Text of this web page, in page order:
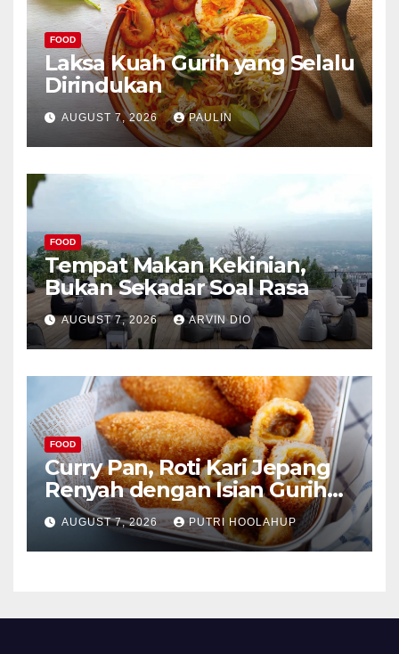
FOOD
Laksa Kuah Gurih yang Selalu
Dirindukan
AUGUST 7, 2026 PAULIN
FOOD
Tempat Makan Kekinian,
Bukan Sekadar Soal Rasa
AUGUST 7, 2026 ARVIN DIO
FOOD
Curry Pan, Roti Kari Jepang
Renyah dengan Isian Gurih
Menggoda
AUGUST 7, 2026 PUTRI HOOLAHUP